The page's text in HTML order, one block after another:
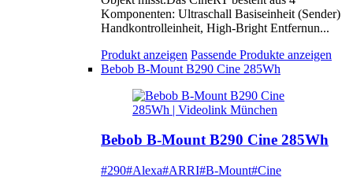
Komponenten: Ultraschall Basiseinheit (Sender)
Handkontrolleinheit, High-Bright Entfernun...
Produkt anzeigen Passende Produkte anzeigen
Bebob B-Mount B290 Cine 285Wh
Bebob B-Mount B290 Cine 285Wh
#290#Alexa#ARRI#B-Mount#Cine